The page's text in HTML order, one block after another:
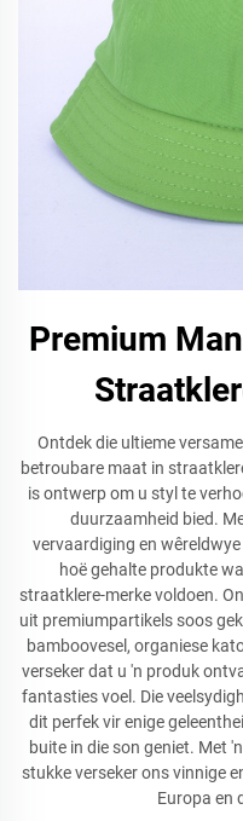
Premium
Ontdek die ultieme
betroubare maat in
is ontwerp om u styl te
duurzaamheid bied.
vervaardiging en
hoë gehalte produkte
straatklere-merke voldoen.
uit premiumpartikels soos
bamboovesel, organiese
verseker dat u 'n produk
fantasties voel. Die
dit perfek vir enige
buite in die son geniet. Met
stukke verseker ons vinnige
Europa en